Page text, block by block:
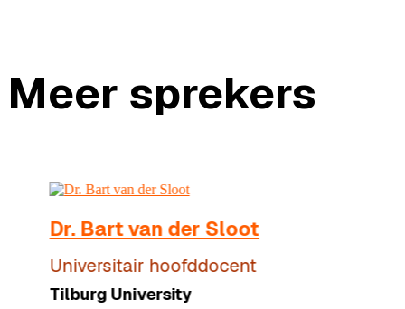
Meer sprekers
Dr. Bart van der Sloot
Universitair hoofddocent
Tilburg University